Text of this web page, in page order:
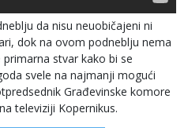
da nisu neuobičajeni ni
dok na ovom podneblju nema
stvar kako bi se
svele na najmanji mogući
Građevinske komore
televiziji Kopernikus.